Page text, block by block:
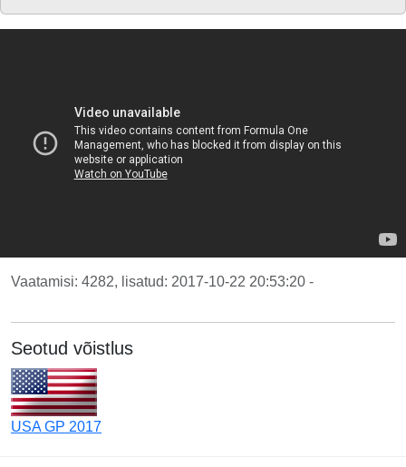
Vaatamisi: 4282, lisatud: 2017-10-22 20:53:20 -
Seotud võistlus
USA GP 2017